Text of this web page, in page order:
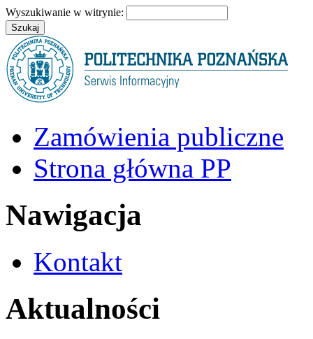
Wyszukiwanie w witrynie:
Zamówienia publiczne
Strona główna PP
Nawigacja
Kontakt
Aktualności